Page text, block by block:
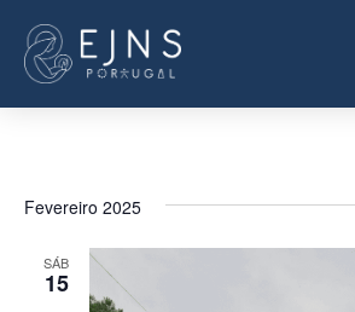
Fevereiro 2025
SÁB
15